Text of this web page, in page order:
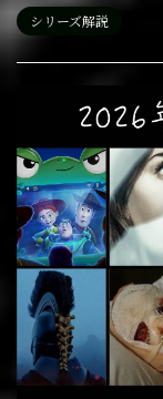
シリーズ解説